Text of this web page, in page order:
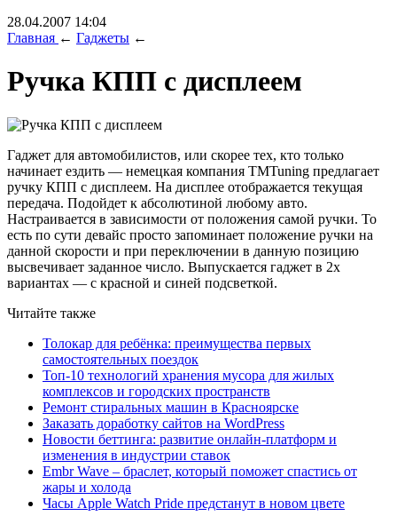
28.04.2007 14:04
Главная ← Гаджеты ←
Ручка КПП с дисплеем
Гаджет для автомобилистов, или скорее тех, кто только
начинает ездить — немецкая компания TMTuning предлагает
ручку КПП с дисплеем. На дисплее отображается текущая
передача. Подойдет к абсолютиной любому авто.
Настраивается в зависимости от положения самой ручки. То
есть по сути девайс просто запоминает положение ручки на
данной скорости и при переключении в данную позицию
высвечивает заданное число. Выпускается гаджет в 2х
вариантах — с красной и синей подсветкой.
Читайте также
Толокар для ребёнка: преимущества первых
самостоятельных поездок
Топ-10 технологий хранения мусора для жилых
комплексов и городских пространств
Ремонт стиральных машин в Красноярске
Заказать доработку сайтов на WordPress
Новости беттинга: развитие онлайн-платформ и
изменения в индустрии ставок
Embr Wave – браслет, который поможет спастись от
жары и холода
Часы Apple Watch Pride предстанут в новом цвете